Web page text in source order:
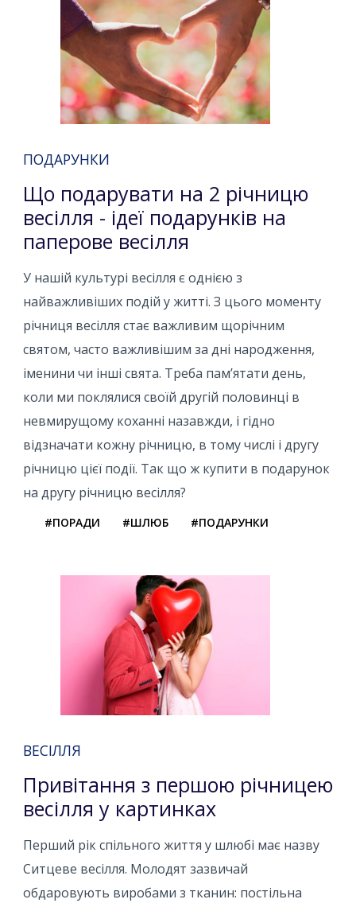
ПОДАРУНКИ
Що подарувати на 2 річницю
весілля - ідеї подарунків на
паперове весілля
У нашій культурі весілля є однією з
найважливіших подій у житті. З цього моменту
річниця весілля стає важливим щорічним
святом, часто важливішим за дні народження,
іменини чи інші свята. Треба пам’ятати день,
коли ми поклялися своїй другій половинці в
невмирущому коханні назавжди, і гідно
відзначати кожну річницю, в тому числі і другу
річницю цієї події. Так що ж купити в подарунок
на другу річницю весілля?
#ПОРАДИ #ШЛЮБ #ПОДАРУНКИ
ВЕСІЛЛЯ
Привітання з першою річницею
весілля у картинках
Перший рік спільного життя у шлюбі має назву
Ситцеве весілля. Молодят зазвичай
обдаровують виробами з тканин: постільна